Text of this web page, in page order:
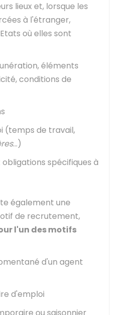
lieux et, lorsque les
à l'étranger,
où elles sont
éléments
conditions de
(temps de travail,
...)
obligations spécifiques à
également une
de recrutement,
l'un des motifs
d'un agent
d'emploi